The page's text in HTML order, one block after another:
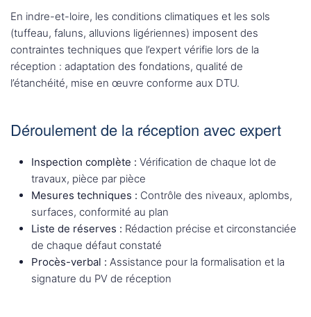
En indre-et-loire, les conditions climatiques et les sols
(tuffeau, faluns, alluvions ligériennes) imposent des
contraintes techniques que l’expert vérifie lors de la
réception : adaptation des fondations, qualité de
l’étanchéité, mise en œuvre conforme aux DTU.
Déroulement de la réception avec expert
Inspection complète : Vérification de chaque lot de
travaux, pièce par pièce
Mesures techniques : Contrôle des niveaux, aplombs,
surfaces, conformité au plan
Liste de réserves : Rédaction précise et circonstanciée
de chaque défaut constaté
Procès-verbal : Assistance pour la formalisation et la
signature du PV de réception